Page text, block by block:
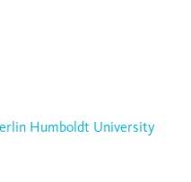
Humboldt University